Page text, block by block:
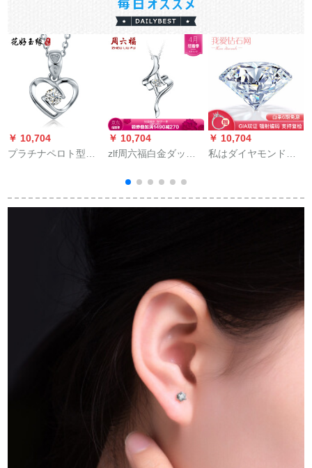
￥ 10,704
プラチナペロト型の
￥ 10,704
zlf周六福白金ダッヤ
女にプロのPTDB
040514+368をプロに
￥ 10,704
私はダイヤモンドネ
分の1カラットに决め